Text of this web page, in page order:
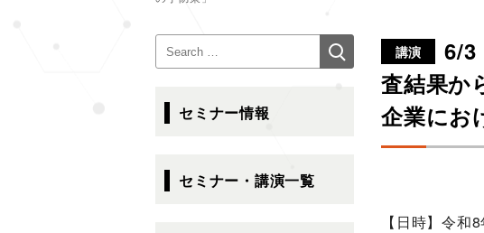
講演
6/3
査結果か
企業にお
【日時】令
ゴ
リ
ー
稿
ナ
ビ
ゲ
ー
ン
検
索:
検
索
セミナー情報
セミナー・講演一覧